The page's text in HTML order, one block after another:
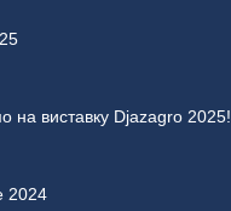
на виставку Djazagro 2025!
2024